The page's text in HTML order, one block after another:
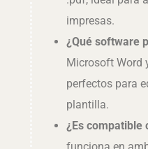
impresas.
¿Qué software
Microsoft Word
perfectos para
plantilla.
¿Es compatible